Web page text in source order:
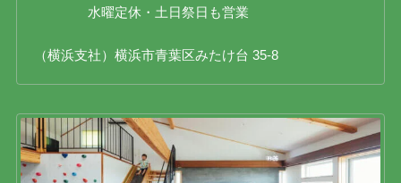
水曜定休・土日祭日も営業
（横浜支社）横浜市青葉区みたけ台 35-8